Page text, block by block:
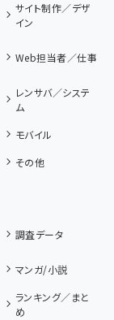
サイト制作／デザ
イン
Web担当者／仕事
レンサバ／システ
ム
モバイル
その他
調査データ
マンガ/小説
ランキング／まと
め